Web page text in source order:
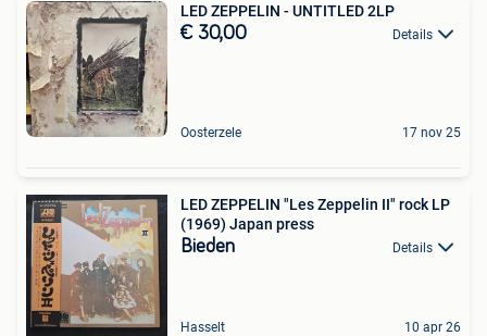
LED ZEPPELIN - UNTITLED 2LP
€ 30,00 Details
Oosterzele 17 nov 25
LED ZEPPELIN "Les Zeppelin II" rock LP
(1969) Japan press
Bieden Details
Hasselt 10 apr 26